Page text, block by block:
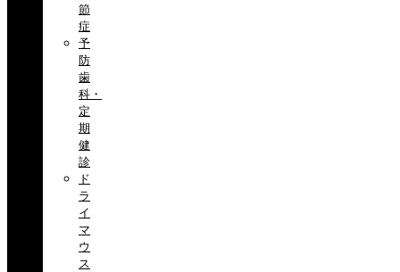
節
症
予
防
歯
科・
定
期
健
診
ド
ラ
イ
マ
ウ
ス